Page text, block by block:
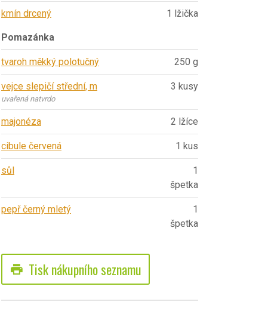
kmín drcený 1 lžička
Pomazánka
tvaroh měkký polotučný 250 g
vejce slepičí střední, m
uvařená natvrdo
3 kusy
majonéza 2 lžíce
cibule červená 1 kus
sůl
1
špetka
pepř černý mletý
1
špetka
print Tisk nákupního seznamu